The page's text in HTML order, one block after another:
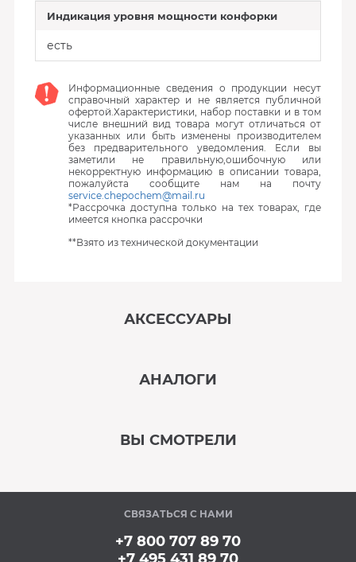
Индикация уровня мощности конфорки
есть
Информационные сведения о продукции несут
справочный характер и не является публичной
офертой.Характеристики, набор поставки и в том
числе внешний вид товара могут отличаться от
указанных или быть изменены производителем
без предварительного уведомления. Если вы
заметили не правильную,ошибочную или
некорректную информацию в описании товара,
пожалуйста сообщите нам на почту
service.chepochem@mail.ru
*Рассрочка доступна только на тех товарах, где
имеется кнопка рассрочки
**Взято из технической документации
АКСЕССУАРЫ
АНАЛОГИ
ВЫ СМОТРЕЛИ
В наличии
СВЯЗАТЬСЯ С НАМИ
+7 800 707 89 70